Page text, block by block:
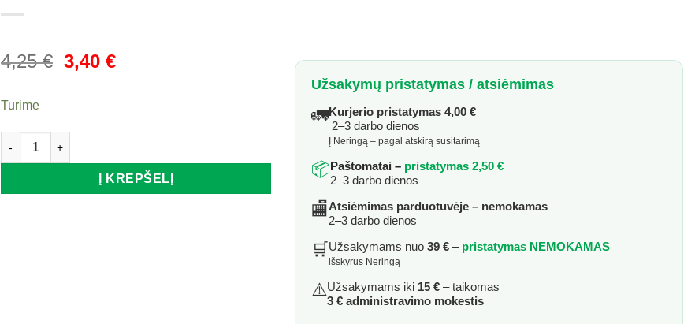
4,25€ Original
3,40€Current
Turime
produkto kiekis: Skystasis rankų muilas SAVON DE ROYAL EDENS PEARL, 500 ml
Į KREPŠELĮ
Užsakymų pristatymas / atsiėmimas
🚛Kurjerio pristatymas 4,00 €
2–3 darbo dienos
Į Neringą – pagal atskirą susitarimą
📦Paštomatai – pristatymas 2,50 €
2–3 darbo dienos
🏬Atsiėmimas parduotuvėje – nemokamas
2–3 darbo dienos
🛒Užsakymams nuo39 € – pristatymas NEMOKAMAS
išskyrus Neringą
⚠️Užsakymams iki 15 € – taikomas
3 € administravimo mokestis